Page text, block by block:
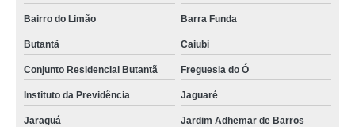
Bairro do Limão Barra Funda
Butantã Caiubi
Conjunto Residencial Butantã Freguesia do Ó
Instituto da Previdência Jaguaré
Jaraguá Jardim Adhemar de Barros